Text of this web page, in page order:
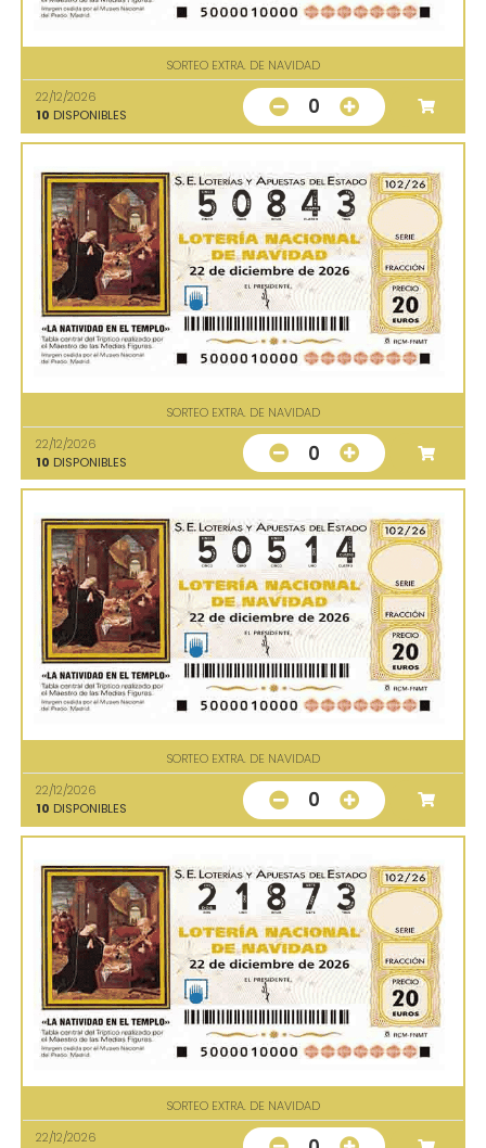
SORTEO EXTRA. DE NAVIDAD
22/12/2026
10 DISPONIBLES 0
SORTEO EXTRA. DE NAVIDAD
22/12/2026
10 DISPONIBLES 0
SORTEO EXTRA. DE NAVIDAD
22/12/2026
10 DISPONIBLES 0
SORTEO EXTRA. DE NAVIDAD
22/12/2026